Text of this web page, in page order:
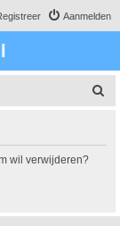
Aanmelden
wil verwijderen?